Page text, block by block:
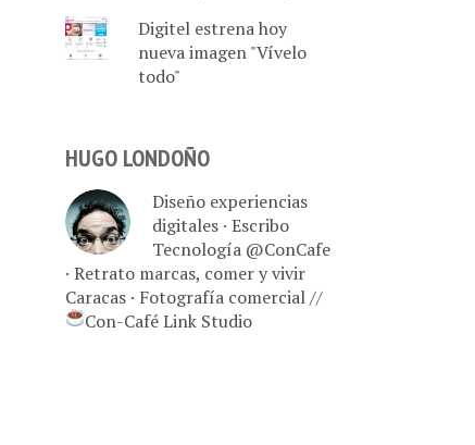
Digitel estrena hoy
nueva imagen "Vívelo
todo"
HUGO LONDOÑO
Diseño experiencias
digitales · Escribo
Tecnología @ConCafe
· Retrato marcas, comer y vivir
Caracas · Fotografía comercial //
Con-Café Link Studio